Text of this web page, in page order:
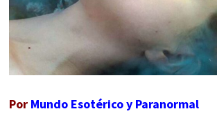
Por Mundo Esotérico y Paranormal